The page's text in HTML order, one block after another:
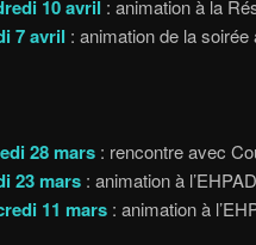
10 avril : animation à la
7 avril : animation de la
28 mars : rencontre avec
23 mars : animation à
11 mars : animation à